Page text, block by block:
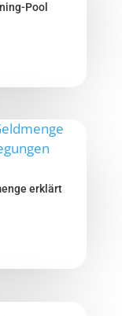
Pool
erklärt